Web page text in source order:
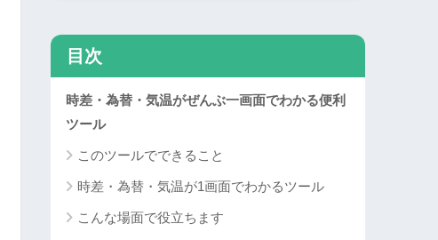
目次
時差・為替・気温がぜんぶ一画面でわかる便利
ツール
このツールでできること
時差・為替・気温が1画面でわかるツール
こんな場面で役立ちます